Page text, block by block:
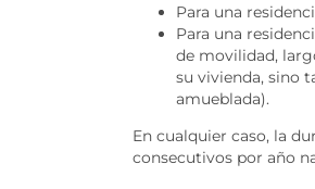
Para una
Para una
de movilidad,
su vivienda, sino
amueblada).
En cualquier caso, la
consecutivos por año